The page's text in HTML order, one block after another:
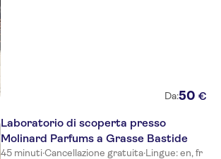
Da:50 €
Laboratorio di scoperta presso
Molinard Parfums a Grasse Bastide
45 minuti·Cancellazione gratuita·Lingue: en, fr